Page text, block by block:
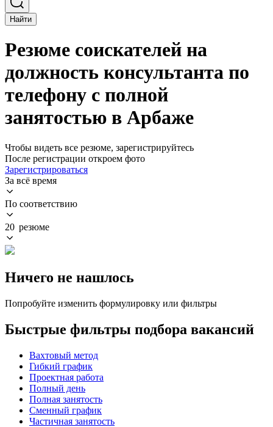
Найти
Резюме соискателей на
должность консультанта по
телефону с полной
занятостью в Арбаже
Чтобы видеть все резюме, зарегистрируйтесь
После регистрации откроем фото
Зарегистрироваться
За всё время
По соответствию
20 резюме
Ничего не нашлось
Попробуйте изменить формулировку или фильтры
Быстрые фильтры подбора вакансий
Вахтовый метод
Гибкий график
Проектная работа
Полный день
Полная занятость
Сменный график
Частичная занятость